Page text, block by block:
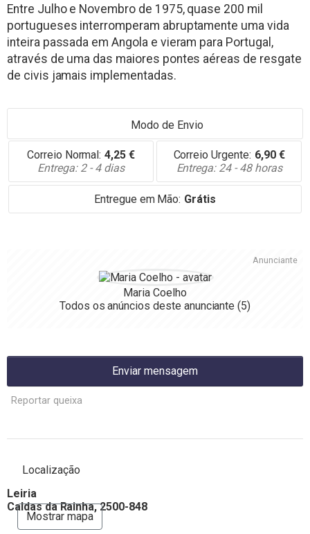
Entre Julho e Novembro de 1975, quase 200 mil
portugueses interromperam abruptamente uma vida
inteira passada em Angola e vieram para Portugal,
através de uma das maiores pontes aéreas de resgate
de civis jamais implementadas.
Modo de Envio
Correio Normal: 4,25 €
Entrega: 2 - 4 dias
Correio Urgente: 6,90 €
Entrega: 24 - 48 horas
Entregue em Mão: Grátis
Anunciante
Maria Coelho
Todos os anúncios deste anunciante(5)
Enviar mensagem
Reportar queixa
Localização
Leiria
Caldas da Rainha, 2500-848
Mostrar mapa